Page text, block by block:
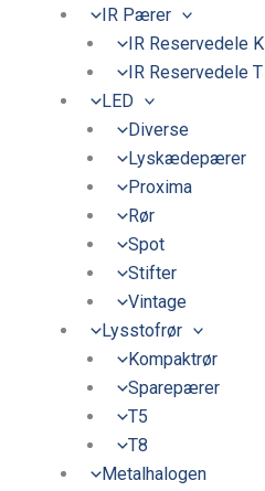
IR Pærer
IR Reservedele K
IR Reservedele T
LED
Diverse
Lyskædepærer
Proxima
Rør
Spot
Stifter
Vintage
Lysstofrør
Kompaktrør
Sparepærer
T5
T8
Metalhalogen